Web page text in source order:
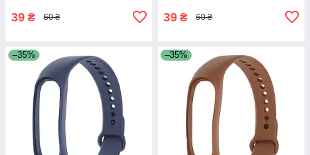
39 ₴ 60 ₴ 39 ₴ 60 ₴
–35% –35%